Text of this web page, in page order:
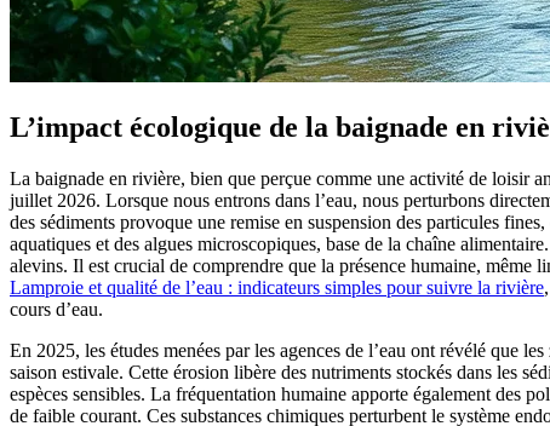
L’impact écologique de la baignade en
La baignade en rivière, bien que perçue comme une activité de loisir
juillet 2026. Lorsque nous entrons dans l’eau, nous perturbons
des sédiments provoque une remise en suspension des particules
aquatiques et des algues microscopiques, base de la chaîne
alevins. Il est crucial de comprendre que la présence humaine, même
Lamproie et qualité de l’eau : indicateurs simples pour suivre la rivière
cours d’eau.
En 2025, les études menées par les agences de l’eau ont révélé que
saison estivale. Cette érosion libère des nutriments stockés dans les
espèces sensibles. La fréquentation humaine apporte également des
de faible courant. Ces substances chimiques perturbent le système